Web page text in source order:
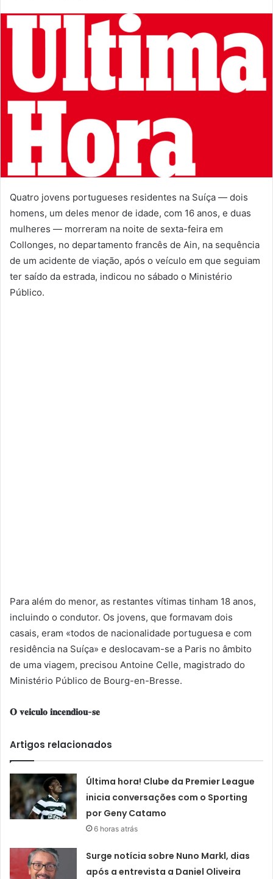
mail
Quatro jovens portugueses residentes na Suíça — dois
homens, um deles menor de idade, com 16 anos, e duas
mulheres — morreram na noite de sexta-feira em
Collonges, no departamento francês de Ain, na sequência
de um acidente de viação, após o veículo em que seguiam
ter saído da estrada, indicou no sábado o Ministério
Público.
Para além do menor, as restantes vítimas tinham 18 anos,
incluindo o condutor. Os jovens, que formavam dois
casais, eram «todos de nacionalidade portuguesa e com
residência na Suíça» e deslocavam-se a Paris no âmbito
de uma viagem, precisou Antoine Celle, magistrado do
Ministério Público de Bourg-en-Bresse.
𝐎 𝐯𝐞𝐢𝐜𝐮𝐥𝐨 𝐢𝐧𝐜𝐞𝐧𝐝𝐢𝐨𝐮-𝐬𝐞
Artigos relacionados
Última hora! Clube da Premier League
inicia conversações com o Sporting
por Geny Catamo
6 horas atrás
Surge notícia sobre Nuno Markl, dias
após a entrevista a Daniel Oliveira